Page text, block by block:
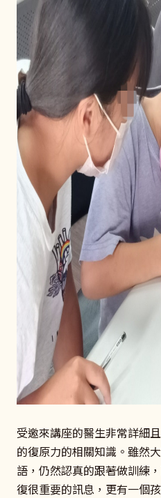
受邀來講座的醫生非常詳細
的復原力的相關知識。雖然
語，仍然認真的跟著做訓練
復很重要的訊息，更有一個